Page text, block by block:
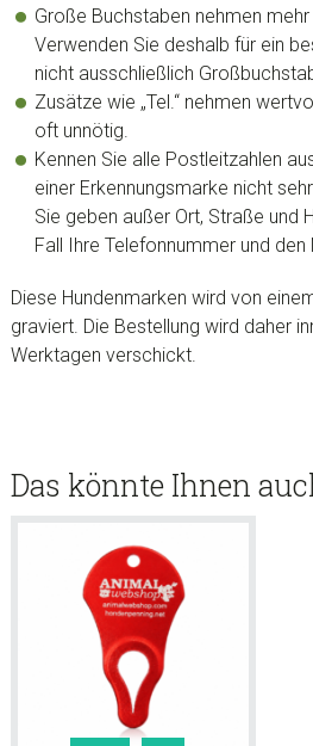
Große Buchstaben nehmen
Verwenden Sie deshalb für ein
nicht ausschließlich
Zusätze wie „Tel.“ nehmen
oft unnötig.
Kennen Sie alle Postleitzahlen
einer Erkennungsmarke nicht
Sie geben außer Ort, Straße und
Fall Ihre Telefonnummer und
Diese Hundenmarken wird von
graviert. Die Bestellung wird daher
Werktagen verschickt.
Das könnte Ihnen